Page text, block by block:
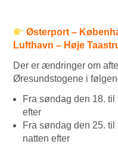
Østerport –
Lufthavn – Høje
Der er ændringer om
Øresundstogene i
Fra søndag den 18.
efter
Fra søndag den 25.
natten efter